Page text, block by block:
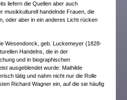
liefern die Quellen aber auch
musikkulturell handelnde Frauen, die
oder aber in ein anderes Licht rücken
Wesendonck, geb. Luckemeyer (1828-
Handelns, die in der
und in biographischen
ausgeblendet wurde: Mathilde
tätig und nahm nicht nur die Rolle
Richard Wagner ein, auf die sie häufig